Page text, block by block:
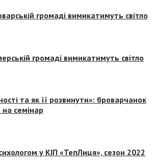
громаді вимикатимуть світло
громаді вимикатимуть світло
та як її розвинути»: броварчанок
семінар
у КІП «ТепЛиця», сезон 2022